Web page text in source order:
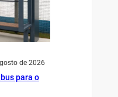
de 2026
para o